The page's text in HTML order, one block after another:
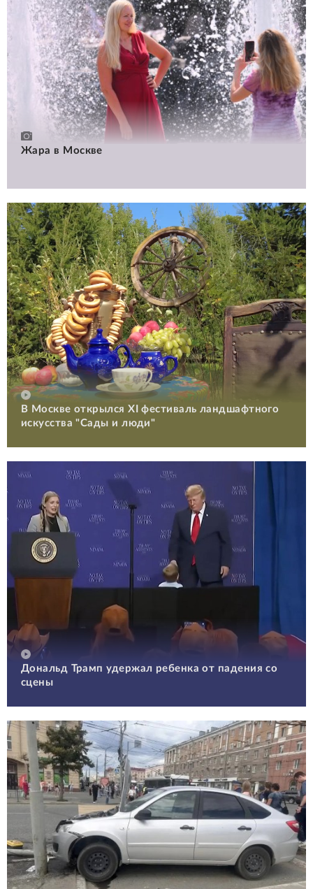
Жара в Москве
В Москве открылся XI фестиваль ландшафтного
искусства "Сады и люди"
Дональд Трамп удержал ребенка от падения со
сцены